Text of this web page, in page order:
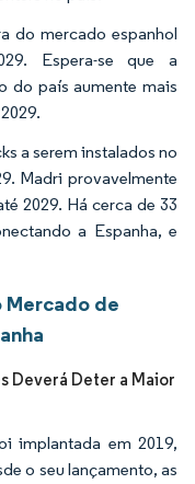
do mercado espanhol
Espera-se que a
do país aumente mais
a serem instalados no
Madri provavelmente
2029. Há cerca de 33
a Espanha, e
Mercado de
Deverá Deter a Maior
implantada em 2019,
o seu lançamento, as